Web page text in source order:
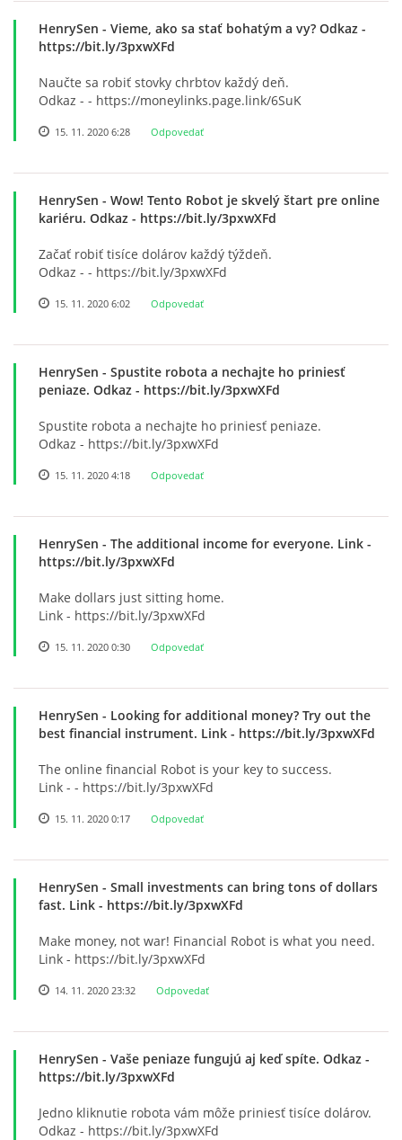
ZÁPISNICE
HenrySen - Vieme, ako sa stať bohatým a vy? Odkaz -
https://bit.ly/3pxwXFd
Naučte sa robiť stovky chrbtov každý deň.
Odkaz - - https://moneylinks.page.link/6SuK
15. 11. 2020 6:28 Odpovedať
HenrySen - Wow! Tento Robot je skvelý štart pre online
kariéru. Odkaz - https://bit.ly/3pxwXFd
Začať robiť tisíce dolárov každý týždeň.
Odkaz - - https://bit.ly/3pxwXFd
15. 11. 2020 6:02 Odpovedať
HenrySen - Spustite robota a nechajte ho priniesť
peniaze. Odkaz - https://bit.ly/3pxwXFd
Spustite robota a nechajte ho priniesť peniaze.
Odkaz - https://bit.ly/3pxwXFd
15. 11. 2020 4:18 Odpovedať
HenrySen - The additional income for everyone. Link -
https://bit.ly/3pxwXFd
Make dollars just sitting home.
Link - https://bit.ly/3pxwXFd
15. 11. 2020 0:30 Odpovedať
HenrySen - Looking for additional money? Try out the
best financial instrument. Link - https://bit.ly/3pxwXFd
The online financial Robot is your key to success.
Link - - https://bit.ly/3pxwXFd
15. 11. 2020 0:17 Odpovedať
HenrySen - Small investments can bring tons of dollars
fast. Link - https://bit.ly/3pxwXFd
Make money, not war! Financial Robot is what you need.
Link - https://bit.ly/3pxwXFd
14. 11. 2020 23:32 Odpovedať
HenrySen - Vaše peniaze fungujú aj keď spíte. Odkaz -
https://bit.ly/3pxwXFd
Jedno kliknutie robota vám môže priniesť tisíce dolárov.
Odkaz - https://bit.ly/3pxwXFd